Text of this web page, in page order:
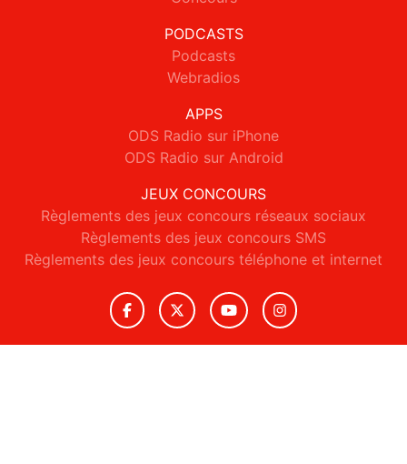
PODCASTS
Podcasts
Webradios
APPS
ODS Radio sur iPhone
ODS Radio sur Android
JEUX CONCOURS
Règlements des jeux concours réseaux sociaux
Règlements des jeux concours SMS
Règlements des jeux concours téléphone et internet